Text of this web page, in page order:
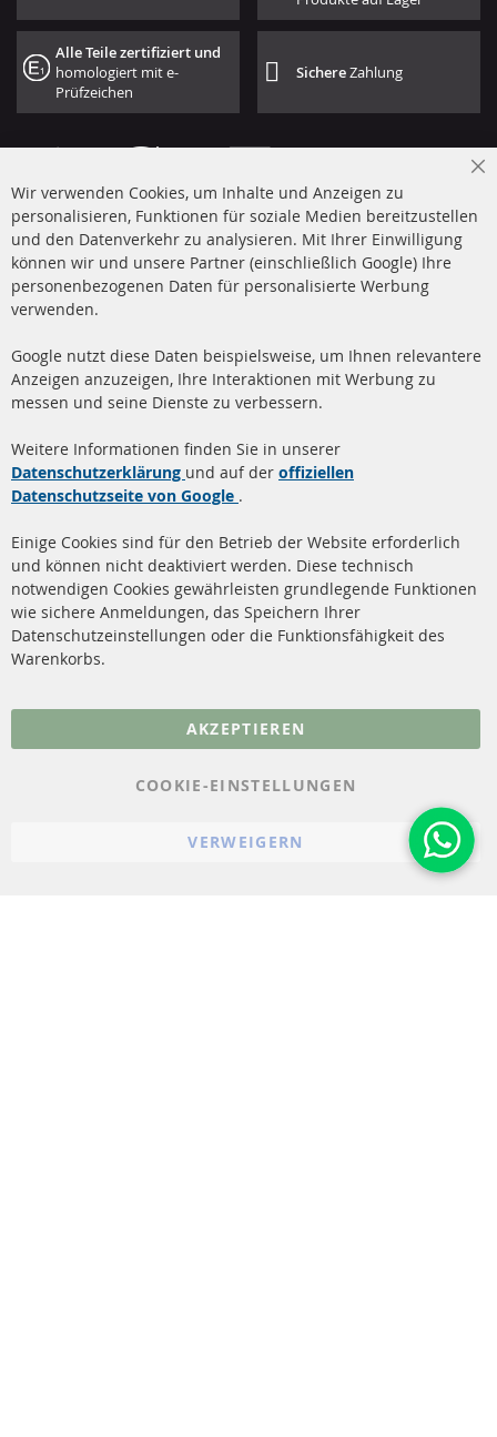
Alle Teile zertifiziert und
homologiert mit e-
Prüfzeichen
SichereZahlung
+49 (0) 4533 799 00 0
Mo-Do: 09-17 Uhr, Fr 09-16 Uhr
info@contra-automotive.de
facebook
instagram
Quick Links
Dieselpartikelfilter (DPF)
Dieselpartikelfilter
Katalysator (KAT)
Sensoren
FAQ
Kundenservice
Über uns
Versandkosten
Kontakt
Vertrag widerrufen
Wir verwenden Cookies, um Inhalte und Anzeigen zu
personalisieren, Funktionen für soziale Medien bereitzustellen
und den Datenverkehr zu analysieren. Mit Ihrer Einwilligung
können wir und unsere Partner (einschließlich Google) Ihre
personenbezogenen Daten für personalisierte Werbung
verwenden.
Google nutzt diese Daten beispielsweise, um Ihnen relevantere
Anzeigen anzuzeigen, Ihre Interaktionen mit Werbung zu
messen und seine Dienste zu verbessern.
Weitere Informationen finden Sie in unserer
Datenschutzerklärung und auf der offiziellen
Datenschutzseite von Google .
Einige Cookies sind für den Betrieb der Website erforderlich
und können nicht deaktiviert werden. Diese technisch
notwendigen Cookies gewährleisten grundlegende Funktionen
wie sichere Anmeldungen, das Speichern Ihrer
Datenschutzeinstellungen oder die Funktionsfähigkeit des
Warenkorbs.
AKZEPTIEREN
COOKIE-EINSTELLUNGEN
VERWEIGERN